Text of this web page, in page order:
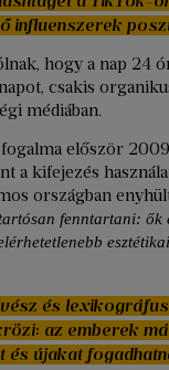
influenszerek
hogy a nap 24
csakis
médiában.
először
a kifejezés
országban
fenntartani:
és
az emberek
újakat